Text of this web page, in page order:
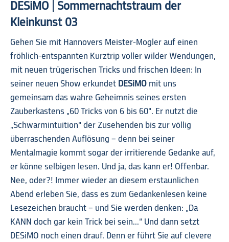
Kleinkunst
03
DESiMO | Sommernachtstraum der
Kleinkunst 03
Gehen Sie mit Hannovers Meister-Mogler auf einen
fröhlich-entspannten Kurztrip voller wilder Wendungen,
mit neuen trügerischen Tricks und frischen Ideen: In
seiner neuen Show erkundet DESiMO mit uns
gemeinsam das wahre Geheimnis seines ersten
Zauberkastens „60 Tricks von 6 bis 60“. Er nutzt die
„Schwarmintuition“ der Zusehenden bis zur völlig
überraschenden Auflösung – denn bei seiner
Mentalmagie kommt sogar der irritierende Gedanke auf,
er könne selbigen lesen. Und ja, das kann er! Offenbar.
Nee, oder?! Immer wieder an diesem erstaunlichen
Abend erleben Sie, dass es zum Gedankenlesen keine
Lesezeichen braucht – und Sie werden denken: „Da
KANN doch gar kein Trick bei sein...“ Und dann setzt
DESiMO noch einen drauf. Denn er führt Sie auf clevere